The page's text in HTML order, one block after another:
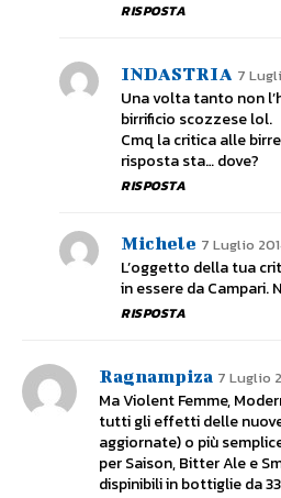
RISPOSTA
INDASTRIA 7
Una volta tanto non
birrificio scozzese lol.
Cmq la critica alle
risposta sta… dove?
RISPOSTA
Michele 7 Luglio
L’oggetto della tua
in essere da
RISPOSTA
Ragnampiza 7 Luglio
Ma Violent Femme,
tutti gli effetti delle
aggiornate) o più
per Saison, Bitter Ale e
dispinibili in bottiglie da